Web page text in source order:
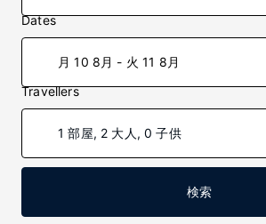
Dates
月 10 8月 - 火 11 8月
Travellers
1 部屋, 2 大人, 0 子供
検索